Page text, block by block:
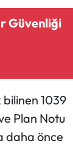
Güvenliği
1039
Plan Notu
daha önce